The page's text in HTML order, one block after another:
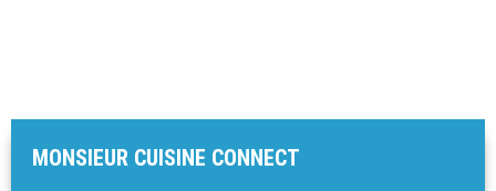
MONSIEUR CUISINE CONNECT